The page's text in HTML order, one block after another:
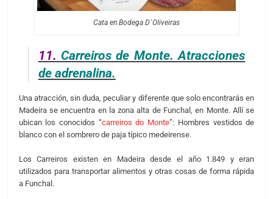
Cata en Bodega D`Oliveiras
11. Carreiros de Monte. Atracciones
de adrenalina.
Una atracción, sin duda, peculiar y diferente que solo encontrarás en
Madeira se encuentra en la zona alta de Funchal, en Monte. Allí se
ubican los conocidos “carreiros do Monte”: Hombres vestidos de
blanco con el sombrero de paja típico medeirense.
Los Carreiros existen en Madeira desde el año 1.849 y eran
utilizados para transportar alimentos y otras cosas de forma rápida
a Funchal.